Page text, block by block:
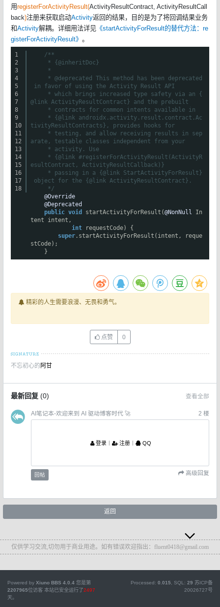
用registerForActivityResult(ActivityResultContract, ActivityResultCall
back)注册来获取启动Activity返回的结果，目的是为了将回调结果业务
和Activity解耦。详细用法详见 《startActivityForResult的替代方法：re
gisterForActivityResult》 。
1
2
3
4
5
6
7
8
9
10
11
12
13
14
15
16
17
18
/**
* {@inheritDoc}
*
* @deprecated This method has been deprecated
in favor of using the Activity Result API
* which brings increased type safety via an {
@link ActivityResultContract} and the prebuilt
* contracts for common intents available in
* {@link androidx.activity.result.contract.Ac
tivityResultContracts}, provides hooks for
* testing, and allow receiving results in sep
arate, testable classes independent from your
* activity. Use
* {@link #registerForActivityResult(ActivityR
esultContract, ActivityResultCallback)}
* passing in a {@link StartActivityForResult}
object for the {@link ActivityResultContract}.
*/
@Override
@Deprecated
public void startActivityForResult(@NonNull
In
tent intent,
int
requestCode) {
super .startActivityForResult(intent, reque
stCode);
}
精彩的人生需要浪漫、无畏和勇气。
点赞 0
不忘初心的 阿甘
最新回复 (0) 查看全部
AI笔记本-欢迎来到 AI 驱动博客时代 🚀 2 楼
登录丨 注册丨 QQ
回帖 高级回复
返回
仅供学习交流,切勿用于商业用途。如有错误欢迎指出：fluent0418@gmail.com
Powered by Xiuno BBS 4.0.4 您是第
2207965位访客 本站已安全运行了2497
天。
Processed: 0.015 , SQL: 29 苏ICP备
20026727号